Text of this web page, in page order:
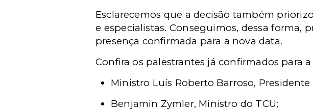
Esclarecemos que a decisão também
e especialistas. Conseguimos, dessa forma,
presença confirmada para a nova data.
Confira os palestrantes já confirmados para
Ministro Luís Roberto Barroso, Presidente
Benjamin Zymler, Ministro do TCU;